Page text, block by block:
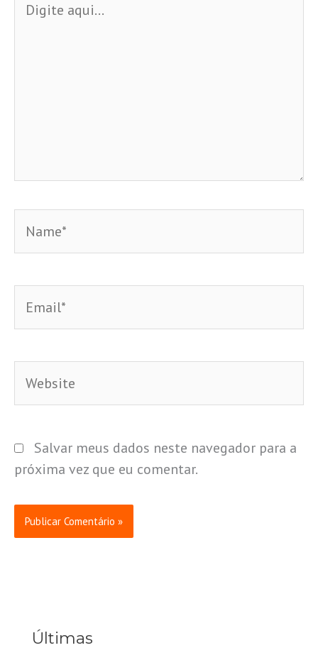
aqui...
Salvar meus dados neste navegador para a
próxima vez que eu comentar.
Últimas